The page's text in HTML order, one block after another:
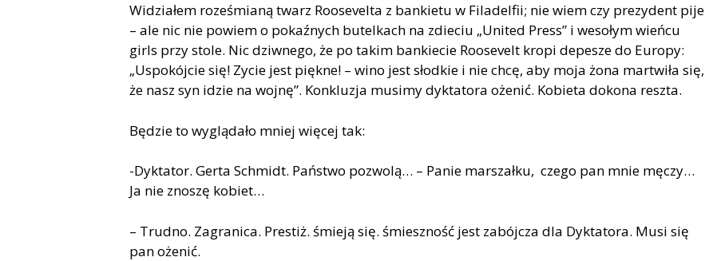
Widziałem roześmianą twarz Roosevelta z bankietu w Filadelfii; nie wiem czy prezydent pije
– ale nic nie powiem o pokaźnych butelkach na zdieciu „United Press” i wesołym wieńcu
girls przy stole. Nic dziwnego, że po takim bankiecie Roosevelt kropi depesze do Europy:
„Uspokójcie się! Zycie jest piękne! – wino jest słodkie i nie chcę, aby moja żona martwiła się,
że nasz syn idzie na wojnę”. Konkluzja musimy dyktatora ożenić. Kobieta dokona reszta.
Będzie to wyglądało mniej więcej tak:
-Dyktator. Gerta Schmidt. Państwo pozwolą… – Panie marszałku, czego pan mnie męczy…
Ja nie znoszę kobiet…
– Trudno. Zagranica. Prestiż. śmieją się. śmieszność jest zabójcza dla Dyktatora. Musi się
pan ożenić.